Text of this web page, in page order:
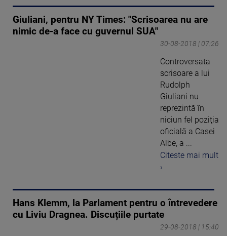
Giuliani, pentru NY Times: "Scrisoarea nu are
nimic de-a face cu guvernul SUA"
30-08-2018 | 07:26
Controversata
scrisoare a lui
Rudolph
Giuliani nu
reprezintă în
niciun fel poziţia
oficială a Casei
Albe, a ...
Citeste mai mult
›
Hans Klemm, la Parlament pentru o întrevedere
cu Liviu Dragnea. Discuțiile purtate
29-08-2018 | 15:40